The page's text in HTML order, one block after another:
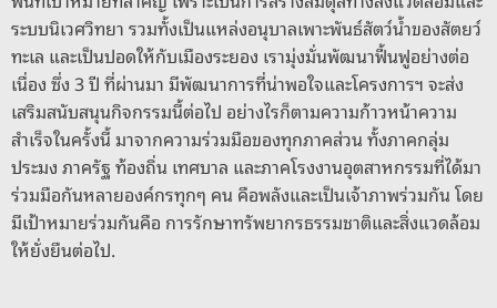
ระบบนิเวศวิทยา รวมทั้งเป็นแหล่งอนุบาลเพาะพันธ์สัตว์น้ำของสัตยว์
ทะเล และเป็นปอดให้กับเมืองระยอง เรามุ่งมั่นพัฒนาฟื้นฟูอย่างต่อ
เนื่อง ซึ่ง 3 ปี ที่ผ่านมา มีพัฒนาการที่น่าพอใจและโครงการฯ จะส่ง
เสริมสนับสนุนกิจกรรมนี้ต่อไป อย่างไรก็ตามความก้าวหน้าความ
สำเร็จในครั้งนี้ มาจากความร่วมมือของทุกภาคส่วน ทั้งภาคกลุ่ม
ประมง ภาครัฐ ท้องถิ่น เทศบาล และภาคโรงงานอุตสาหกรรมที่ได้มา
ร่วมมือกันหลายองค์กรทุกๆ คน คือพลังและเป็นเจ้าภาพร่วมกัน โดย
มีเป้าหมายร่วมกันคือ การรักษาทรัพยากรธรรมชาติและสิ่งแวดล้อม
ให้ยั่งยืนต่อไป.